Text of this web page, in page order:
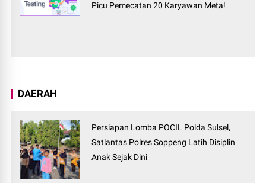
Picu Pemecatan 20 Karyawan Meta!
DAERAH
Persiapan Lomba POCIL Polda Sulsel,
Satlantas Polres Soppeng Latih Disiplin
Anak Sejak Dini